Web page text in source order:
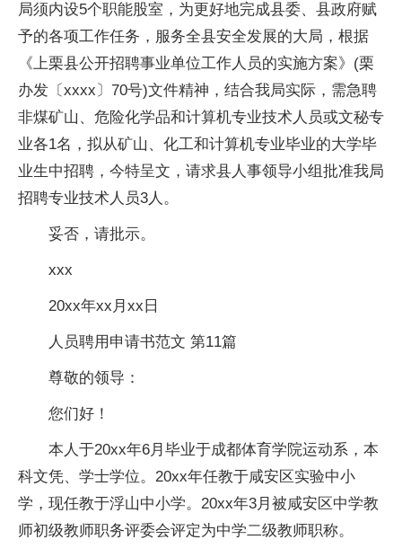
局须内设5个职能股室，为更好地完成县委、县政府赋
予的各项工作任务，服务全县安全发展的大局，根据
《上栗县公开招聘事业单位工作人员的实施方案》(栗
办发〔xxxx〕70号)文件精神，结合我局实际，需急聘
非煤矿山、危险化学品和计算机专业技术人员或文秘专
业各1名，拟从矿山、化工和计算机专业毕业的大学毕
业生中招聘，今特呈文，请求县人事领导小组批准我局
招聘专业技术人员3人。
妥否，请批示。
xxx
20xx年xx月xx日
人员聘用申请书范文 第11篇
尊敬的领导：
您们好！
本人于20xx年6月毕业于成都体育学院运动系，本
科文凭、学士学位。20xx年任教于咸安区实验中小
学，现任教于浮山中小学。20xx年3月被咸安区中学教
师初级教师职务评委会评定为中学二级教师职称。